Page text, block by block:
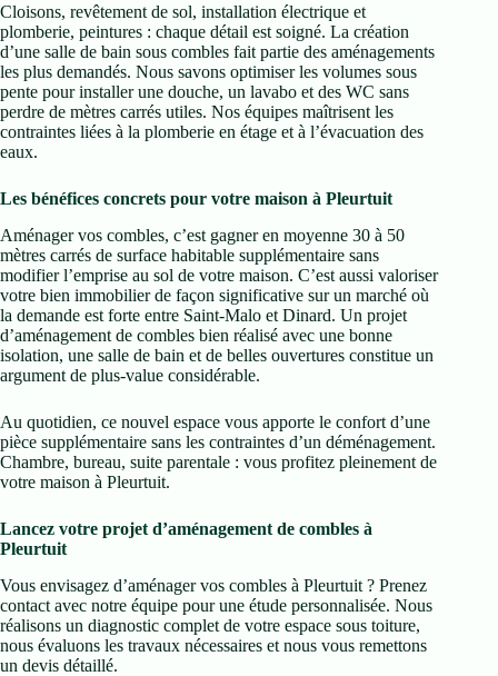
Cloisons, revêtement de sol, installation électrique et
plomberie, peintures : chaque détail est soigné. La création
d’une salle de bain sous combles fait partie des aménagements
les plus demandés. Nous savons optimiser les volumes sous
pente pour installer une douche, un lavabo et des WC sans
perdre de mètres carrés utiles. Nos équipes maîtrisent les
contraintes liées à la plomberie en étage et à l’évacuation des
eaux.
Les bénéfices concrets pour votre maison à Pleurtuit
Aménager vos combles, c’est gagner en moyenne 30 à 50
mètres carrés de surface habitable supplémentaire sans
modifier l’emprise au sol de votre maison. C’est aussi valoriser
votre bien immobilier de façon significative sur un marché où
la demande est forte entre Saint-Malo et Dinard. Un projet
d’aménagement de combles bien réalisé avec une bonne
isolation, une salle de bain et de belles ouvertures constitue un
argument de plus-value considérable.
Au quotidien, ce nouvel espace vous apporte le confort d’une
pièce supplémentaire sans les contraintes d’un déménagement.
Chambre, bureau, suite parentale : vous profitez pleinement de
votre maison à Pleurtuit.
Lancez votre projet d’aménagement de combles à
Pleurtuit
Vous envisagez d’aménager vos combles à Pleurtuit ? Prenez
contact avec notre équipe pour une étude personnalisée. Nous
réalisons un diagnostic complet de votre espace sous toiture,
nous évaluons les travaux nécessaires et nous vous remettons
un devis détaillé.